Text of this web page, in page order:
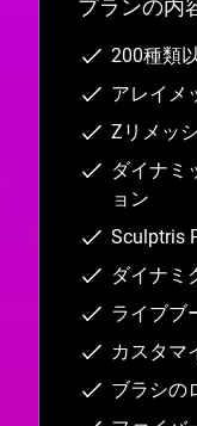
プランの内
200種類
アレイメ
Zリメッ
ダイナミ
ョン
Sculptris
ダイナミ
ライブブ
カスタマ
ブラシの